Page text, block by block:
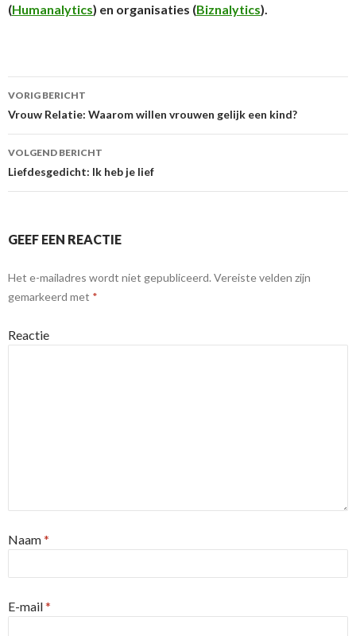
(Humanalytics) en organisaties (Biznalytics).
Berichtnavigatie
VORIG BERICHT
Vrouw Relatie: Waarom willen vrouwen gelijk een kind?
VOLGEND BERICHT
Liefdesgedicht: Ik heb je lief
GEEF EEN REACTIE
Het e-mailadres wordt niet gepubliceerd. Vereiste velden zijn
gemarkeerd met *
Reactie
Naam*
E-mail*